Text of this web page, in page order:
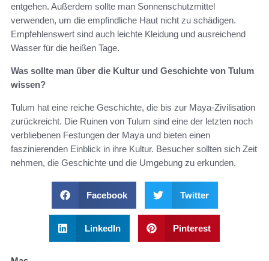
entgehen. Außerdem sollte man Sonnenschutzmittel
verwenden, um die empfindliche Haut nicht zu schädigen.
Empfehlenswert sind auch leichte Kleidung und ausreichend
Wasser für die heißen Tage.
Was sollte man über die Kultur und Geschichte von Tulum
wissen?
Tulum hat eine reiche Geschichte, die bis zur Maya-Zivilisation
zurückreicht. Die Ruinen von Tulum sind eine der letzten noch
verbliebenen Festungen der Maya und bieten einen
faszinierenden Einblick in ihre Kultur. Besucher sollten sich Zeit
nehmen, die Geschichte und die Umgebung zu erkunden.
Facebook Twitter
LinkedIn Pinterest